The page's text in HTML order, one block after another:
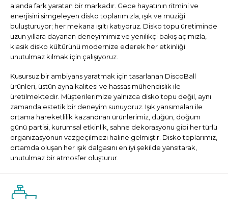
alanda fark yaratan bir markadır. Gece hayatının ritmini ve
enerjisini simgeleyen disko toplarımızla, ışık ve müziği
buluşturuyor; her mekana ışıltı katıyoruz. Disko topu üretiminde
uzun yıllara dayanan deneyimimiz ve yenilikçi bakış açımızla,
klasik disko kültürünü modernize ederek her etkinliği
unutulmaz kılmak için çalışıyoruz.
Kusursuz bir ambiyans yaratmak için tasarlanan DiscoBall
ürünleri, üstün ayna kalitesi ve hassas mühendislik ile
üretilmektedir. Müşterilerimize yalnızca disko topu değil, aynı
zamanda estetik bir deneyim sunuyoruz. Işık yansımaları ile
ortama hareketlilik kazandıran ürünlerimiz, düğün, doğum
günü partisi, kurumsal etkinlik, sahne dekorasyonu gibi her türlü
organizasyonun vazgeçilmezi haline gelmiştir. Disko toplarımız,
ortamda oluşan her ışık dalgasını en iyi şekilde yansıtarak,
unutulmaz bir atmosfer oluşturur.